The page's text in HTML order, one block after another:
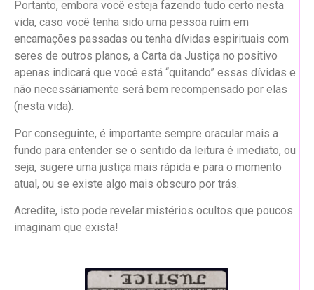
Portanto, embora você esteja fazendo tudo certo nesta
vida, caso você tenha sido uma pessoa ruím em
encarnações passadas ou tenha dívidas espirituais com
seres de outros planos, a Carta da Justiça no positivo
apenas indicará que você está “quitando” essas dívidas e
não necessáriamente será bem recompensado por elas
(nesta vida).
Por conseguinte, é importante sempre oracular mais a
fundo para entender se o sentido da leitura é imediato, ou
seja, sugere uma justiça mais rápida e para o momento
atual, ou se existe algo mais obscuro por trás.
Acredite, isto pode revelar mistérios ocultos que poucos
imaginam que exista!